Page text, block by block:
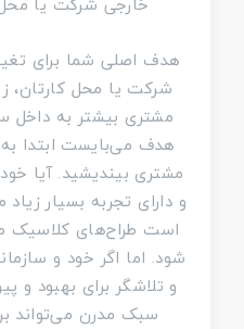
هدف اصلی شما برای
شرکت یا محل
مشتری بیشتر به داخل
هدف می‌بایست ابتدا
مشتری بیندیشید. آیا
و دارای تجربه بسیار زیاد
است طراح‌های کلاسیک
شود. اما اگر خود و
و تلاشگر برای بهبود و
سبک مدرن می‌تواند